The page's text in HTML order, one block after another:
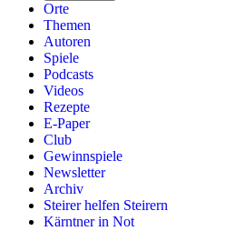
Orte
Themen
Autoren
Spiele
Podcasts
Videos
Rezepte
E-Paper
Club
Gewinnspiele
Newsletter
Archiv
Steirer helfen Steirern
Kärntner in Not